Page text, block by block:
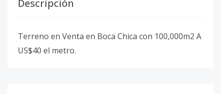
Descripción
Terreno en Venta en Boca Chica con 100,000m2 A
US$40 el metro.